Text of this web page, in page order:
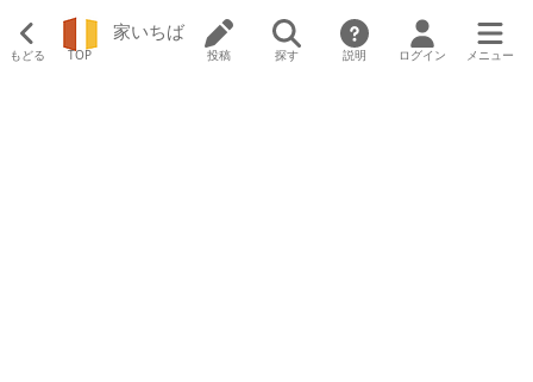
もどる TOP
家いちば
投稿 探す 説明 ログイン メニュー